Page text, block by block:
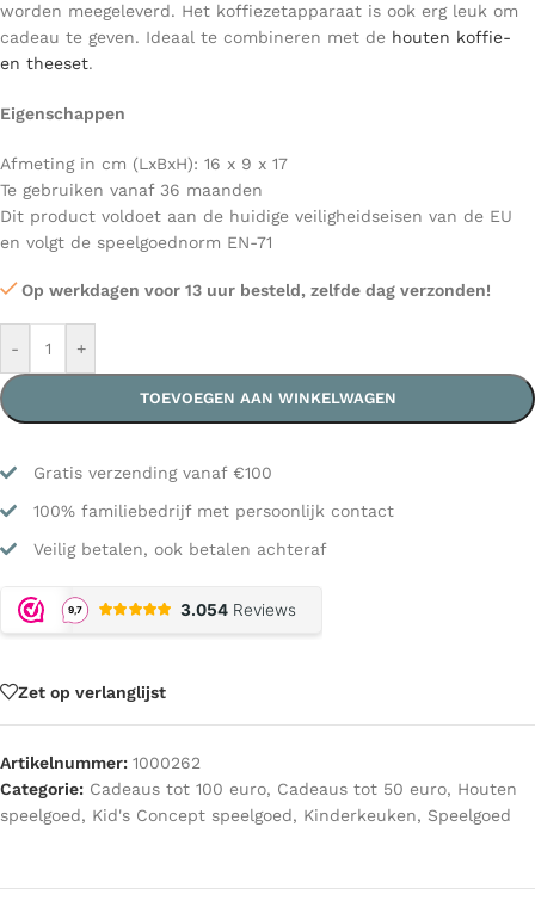
worden meegeleverd. Het koffiezetapparaat is ook erg leuk om
cadeau te geven. Ideaal te combineren met de houten koffie-
en theeset.
Eigenschappen
Afmeting in cm (LxBxH): 16 x 9 x 17
Te gebruiken vanaf 36 maanden
Dit product voldoet aan de huidige veiligheidseisen van de EU
en volgt de speelgoednorm EN-71
Op werkdagen voor 13 uur besteld, zelfde dag verzonden!
- +
TOEVOEGEN AAN WINKELWAGEN
Gratis verzending vanaf €100
100% familiebedrijf met persoonlijk contact
Veilig betalen, ook betalen achteraf
Zet op verlanglijst
Artikelnummer: 1000262
Categorie: Cadeaus tot 100 euro, Cadeaus tot 50 euro, Houten
speelgoed, Kid's Concept speelgoed, Kinderkeuken, Speelgoed